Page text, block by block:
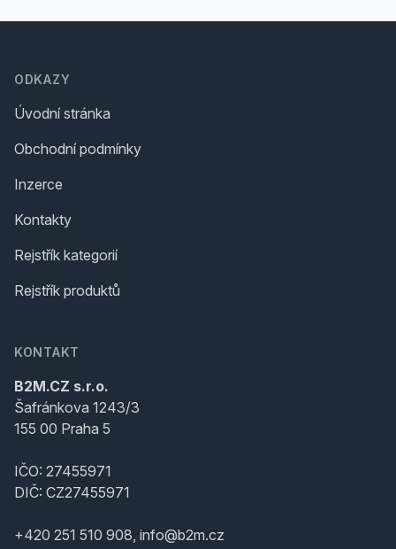
ODKAZY
Úvodní stránka
Obchodní podmínky
Inzerce
Kontakty
Rejstřík kategorií
Rejstřík produktů
KONTAKT
B2M.CZ s.r.o.
Šafránkova 1243/3
155 00 Praha 5
IČO: 27455971
DIČ: CZ27455971
+420 251 510 908, info@b2m.cz